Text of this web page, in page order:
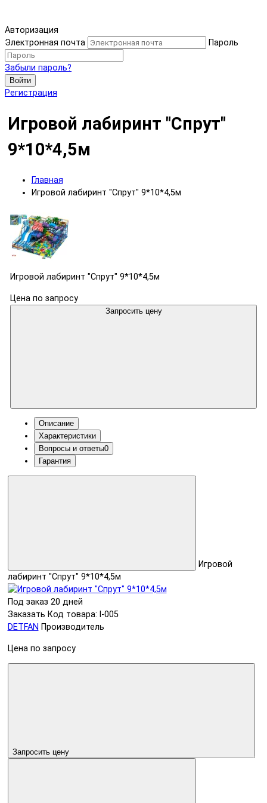
Авторизация
Электронная почта
Пароль
Забыли пароль?
Войти
Регистрация
Игровой лабиринт "Спрут"
9*10*4,5м
Главная
Игровой лабиринт "Спрут" 9*10*4,5м
Игровой лабиринт "Спрут" 9*10*4,5м
Цена по запросу
Запросить цену
Описание
Характеристики
Вопросы и ответы0
Гарантия
Игровой
лабиринт "Спрут" 9*10*4,5м
Под заказ 20 дней
Заказать Код товара: l-005
DETFAN Производитель
Цена по запросу
Запросить цену